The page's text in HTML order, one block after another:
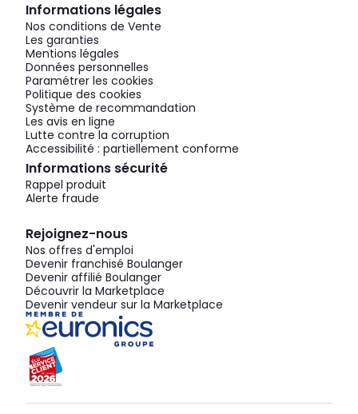
Informations légales
Nos conditions de Vente
Les garanties
Mentions légales
Données personnelles
Paramétrer les cookies
Politique des cookies
Système de recommandation
Les avis en ligne
Lutte contre la corruption
Accessibilité : partiellement conforme
Informations sécurité
Rappel produit
Alerte fraude
Rejoignez-nous
Nos offres d'emploi
Devenir franchisé Boulanger
Devenir affilié Boulanger
Découvrir la Marketplace
Devenir vendeur sur la Marketplace